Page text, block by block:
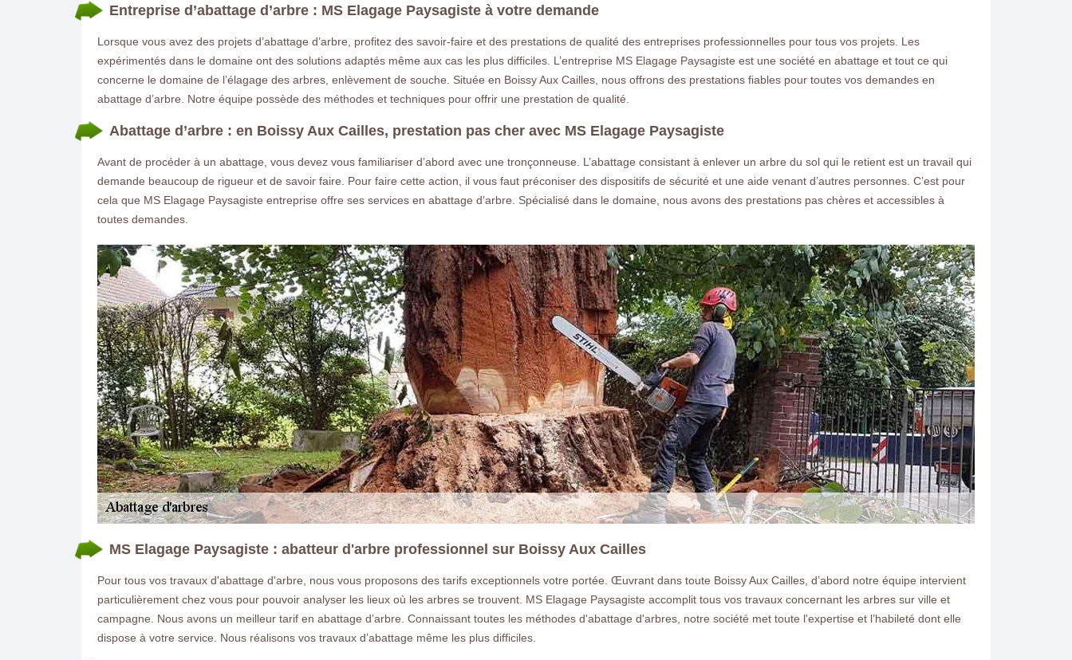
Entreprise d’abattage d’arbre : MS Elagage Paysagiste à votre demande
Lorsque vous avez des projets d’abattage d’arbre, profitez des savoir-faire et des prestations de qualité des entreprises professionnelles pour tous vos projets. Les
expérimentés dans le domaine ont des solutions adaptés même aux cas les plus difficiles. L’entreprise MS Elagage Paysagiste est une société en abattage et tout ce qui
concerne le domaine de l’élagage des arbres, enlèvement de souche. Située en Boissy Aux Cailles, nous offrons des prestations fiables pour toutes vos demandes en
abattage d’arbre. Notre équipe possède des méthodes et techniques pour offrir une prestation de qualité.
Abattage d’arbre : en Boissy Aux Cailles, prestation pas cher avec MS Elagage Paysagiste
Avant de procéder à un abattage, vous devez vous familiariser d’abord avec une tronçonneuse. L’abattage consistant à enlever un arbre du sol qui le retient est un travail qui
demande beaucoup de rigueur et de savoir faire. Pour faire cette action, il vous faut préconiser des dispositifs de sécurité et une aide venant d’autres personnes. C’est pour
cela que MS Elagage Paysagiste entreprise offre ses services en abattage d’arbre. Spécialisé dans le domaine, nous avons des prestations pas chères et accessibles à
toutes demandes.
MS Elagage Paysagiste : abatteur d'arbre professionnel sur Boissy Aux Cailles
Pour tous vos travaux d'abattage d'arbre, nous vous proposons des tarifs exceptionnels votre portée. Œuvrant dans toute Boissy Aux Cailles, d’abord notre équipe intervient
particulièrement chez vous pour pouvoir analyser les lieux où les arbres se trouvent. MS Elagage Paysagiste accomplit tous vos travaux concernant les arbres sur ville et
campagne. Nous avons un meilleur tarif en abattage d’arbre. Connaissant toutes les méthodes d'abattage d'arbres, notre société met toute l'expertise et l’habileté dont elle
dispose à votre service. Nous réalisons vos travaux d’abattage même les plus difficiles.